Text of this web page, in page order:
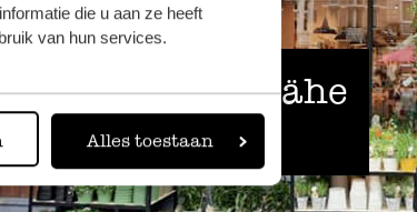
die u aan ze heeft
van hun services.
Alles toestaan
Immer in der Nähe
Alle 62 Geschäfte anzeigen